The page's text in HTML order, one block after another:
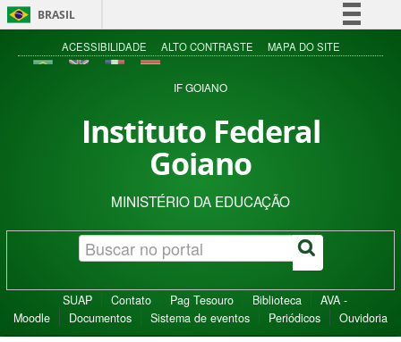
BRASIL
Simplifique!
Acesso à informação
ACESSIBILIDADE ALTO CONTRASTE MAPA DO SITE
IF GOIANO
Instituto Federal
Goiano
MINISTÉRIO DA EDUCAÇÃO
SUAP Contato Pag Tesouro Biblioteca
AVA -
Moodle
Documentos Sistema de eventos Periódicos Ouvidoria